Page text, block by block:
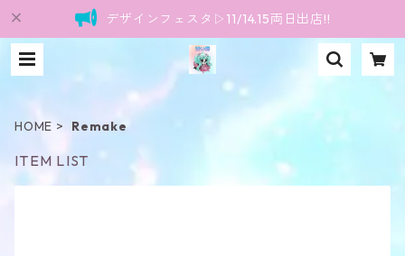
デザインフェスタ▷11/14.15両日出店!!
HOME Remake
ITEM LIST